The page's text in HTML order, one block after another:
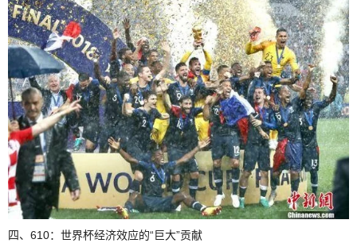
四、610：世界杯经济效应的“巨大”贡献